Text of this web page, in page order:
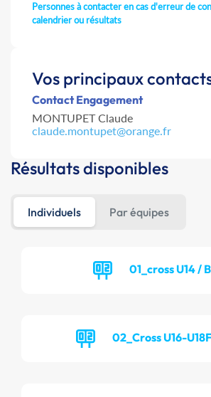
Personnes à contacter en cas d'erreur de
calendrier ou résultats
Vos principaux
Contact Engagement
MONTUPET Claude
claude.montupet@orange.fr
Résultats disponibles
Individuels Par équipes
01_cross U14 /
02_Cross U16-